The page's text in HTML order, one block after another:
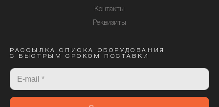
Контакты
Реквизиты
РАССЫЛКА СПИСКА ОБОРУДОВАНИЯ
С БЫСТРЫМ СРОКОМ ПОСТАВКИ